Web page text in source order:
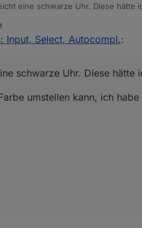
eine schwarze Uhr. Diese hätte
die Farbe umstellen kann, ich
Input, Select, Autocompl.:
schwarze Uhr. Diese hätte
umstellen kann, ich